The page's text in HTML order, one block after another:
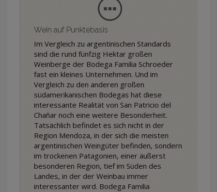
Wein auf Punktebasis
Im Vergleich zu argentinischen Standards
sind die rund fünfzig Hektar großen
Weinberge der Bodega Familia Schroeder
fast ein kleines Unternehmen. Und im
Vergleich zu den anderen großen
südamerikanischen Bodegas hat diese
interessante Realität von San Patricio del
Chañar noch eine weitere Besonderheit.
Tatsächlich befindet es sich nicht in der
Region Mendoza, in der sich die meisten
argentinischen Weingüter befinden, sondern
im trockenen Patagonien, einer äußerst
besonderen Region, tief im Süden des
Landes, in der der Weinbau immer
interessanter wird. Bodega Familia